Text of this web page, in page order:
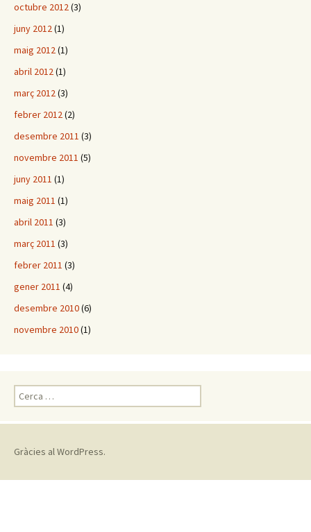
octubre 2012(3)
juny 2012(1)
maig 2012(1)
abril 2012(1)
març 2012(3)
febrer 2012(2)
desembre 2011 (3)
novembre 2011 (5)
juny 2011 (1)
maig 2011 (1)
abril 2011 (3)
març 2011 (3)
febrer 2011 (3)
gener 2011 (4)
desembre 2010(6)
novembre 2010(1)
e
r
a
Gràcies al WordPress.